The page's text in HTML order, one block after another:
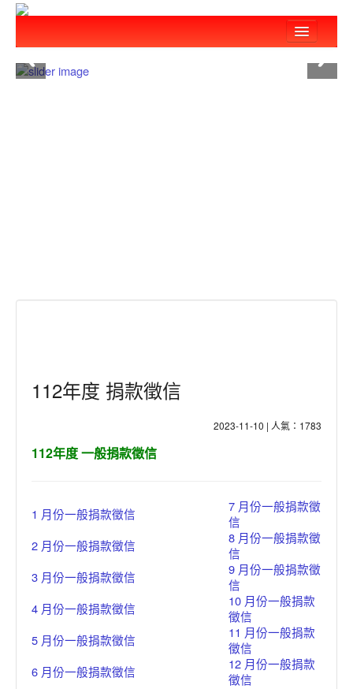
回首頁
留言板/志工招募
112年度 捐款徵信
2023-11-10 | 人氣：1783
112年度 一般捐款徵信
1 月份一般捐款徵信
7 月份一般捐款徵
信
2 月份一般捐款徵信
8 月份一般捐款徵
信
3 月份一般捐款徵信
9 月份一般捐款徵
信
4 月份一般捐款徵信
10 月份一般捐款
徵信
5 月份一般捐款徵信
11 月份一般捐款
徵信
6 月份一般捐款徵信
12 月份一般捐款
徵信